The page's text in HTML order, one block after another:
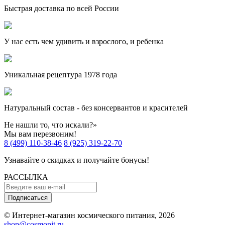
Быстрая доставка по всей России
У нас есть чем удивить и взрослого, и ребенка
Уникальная рецептура 1978 года
Натуральный состав - без консервантов и красителей
Не нашли то, что искали?»
Мы вам перезвоним!
8 (499) 110-38-46 8 (925) 319-22-70
Узнавайте о скидках и получайте бонусы!
РАССЫЛКА
Подписаться
© Интернет-магазин космического питания, 2026